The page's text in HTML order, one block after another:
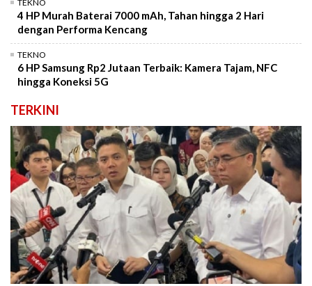
TEKNO
4 HP Murah Baterai 7000 mAh, Tahan hingga 2 Hari
dengan Performa Kencang
TEKNO
6 HP Samsung Rp2 Jutaan Terbaik: Kamera Tajam, NFC
hingga Koneksi 5G
TERKINI